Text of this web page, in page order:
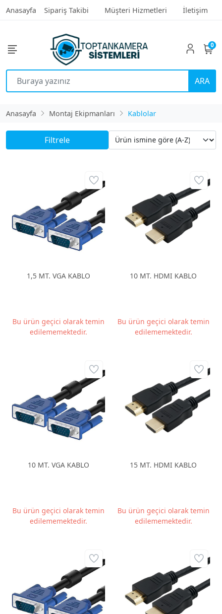
Anasayfa Sipariş Takibi Müşteri Hizmetleri İletişim
ARA
0
Anasayfa Montaj Ekipmanları Kablolar
Filtrele
1,5 MT. VGA KABLO
Bu ürün geçici olarak temin
edilememektedir.
10 MT. HDMI KABLO
Bu ürün geçici olarak temin
edilememektedir.
10 MT. VGA KABLO
Bu ürün geçici olarak temin
edilememektedir.
15 MT. HDMI KABLO
Bu ürün geçici olarak temin
edilememektedir.